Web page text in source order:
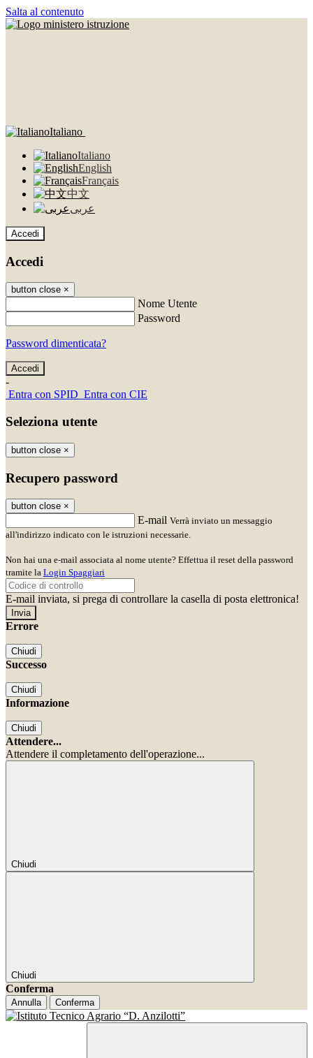
Salta al contenuto
Italiano
Italiano
English
Français
中文
عربى
Accedi
Accedi
button close ×
Nome Utente
Password
Password dimenticata?
-
Entra con SPID Entra con CIE
Seleziona utente
button close ×
Recupero password
button close ×
E-mail Verrà inviato un messaggio
all'indirizzo indicato con le istruzioni necessarie.
Non hai una e-mail associata al nome utente? Effettua il reset della password
tramite la Login Spaggiari
E-mail inviata, si prega di controllare la casella di posta elettronica!
Errore
Chiudi
Successo
Chiudi
Informazione
Chiudi
Attendere...
Attendere il completamento dell'operazione...
Chiudi
Chiudi
Conferma
Annulla Conferma